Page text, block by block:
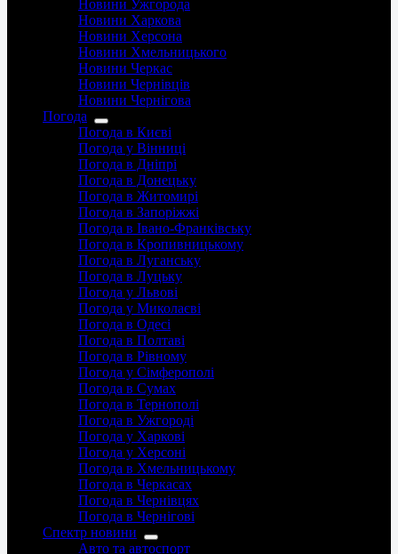
Новини Ужгорода
Новини Харкова
Новини Херсона
Новини Хмельницького
Новини Черкас
Новини Чернівців
Новини Чернігова
Погода
Погода в Києві
Погода у Вінниці
Погода в Дніпрі
Погода в Донецьку
Погода в Житомирі
Погода в Запоріжжі
Погода в Івано-Франківську
Погода в Кропивницькому
Погода в Луганську
Погода в Луцьку
Погода у Львові
Погода у Миколаєві
Погода в Одесі
Погода в Полтаві
Погода в Рівному
Погода у Сімферополі
Погода в Сумах
Погода в Тернополі
Погода в Ужгороді
Погода у Харкові
Погода у Херсоні
Погода в Хмельницькому
Погода в Черкасах
Погода в Чернівцях
Погода в Чернігові
Спектр новини
Авто та автоспорт